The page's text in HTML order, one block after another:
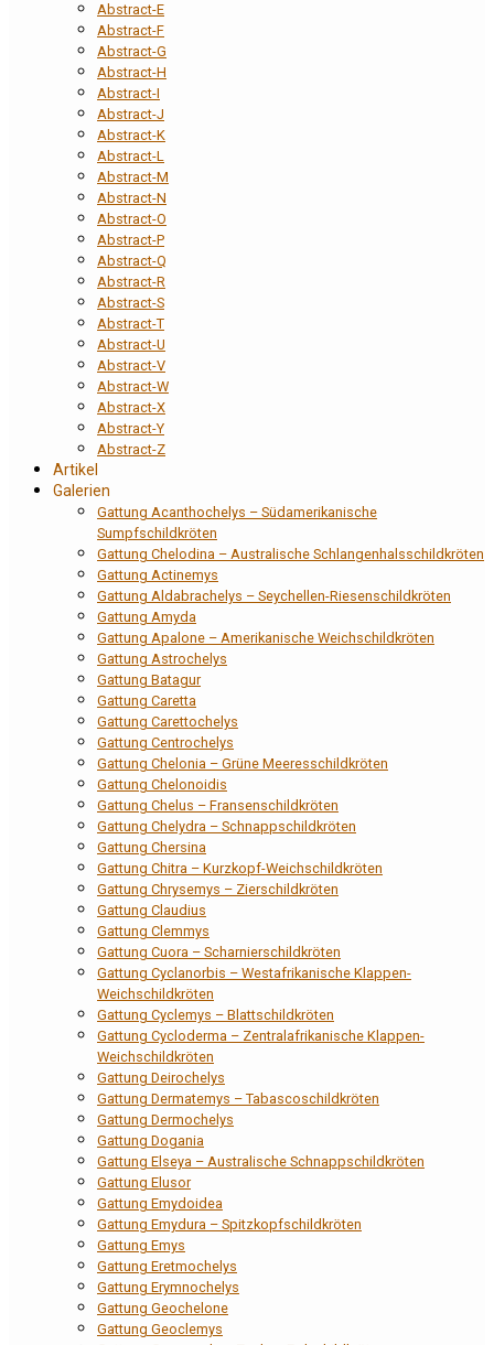
Abstract-E
Abstract-F
Abstract-G
Abstract-H
Abstract-I
Abstract-J
Abstract-K
Abstract-L
Abstract-M
Abstract-N
Abstract-O
Abstract-P
Abstract-Q
Abstract-R
Abstract-S
Abstract-T
Abstract-U
Abstract-V
Abstract-W
Abstract-X
Abstract-Y
Abstract-Z
Artikel
Galerien
Gattung Acanthochelys – Südamerikanische
Sumpfschildkröten
Gattung Chelodina – Australische Schlangenhalsschildkröten
Gattung Actinemys
Gattung Aldabrachelys – Seychellen-Riesenschildkröten
Gattung Amyda
Gattung Apalone – Amerikanische Weichschildkröten
Gattung Astrochelys
Gattung Batagur
Gattung Caretta
Gattung Carettochelys
Gattung Centrochelys
Gattung Chelonia – Grüne Meeresschildkröten
Gattung Chelonoidis
Gattung Chelus – Fransenschildkröten
Gattung Chelydra – Schnappschildkröten
Gattung Chersina
Gattung Chitra – Kurzkopf-Weichschildkröten
Gattung Chrysemys – Zierschildkröten
Gattung Claudius
Gattung Clemmys
Gattung Cuora – Scharnierschildkröten
Gattung Cyclanorbis – Westafrikanische Klappen-
Weichschildkröten
Gattung Cyclemys – Blattschildkröten
Gattung Cycloderma – Zentralafrikanische Klappen-
Weichschildkröten
Gattung Deirochelys
Gattung Dermatemys – Tabascoschildkröten
Gattung Dermochelys
Gattung Dogania
Gattung Elseya – Australische Schnappschildkröten
Gattung Elusor
Gattung Emydoidea
Gattung Emydura – Spitzkopfschildkröten
Gattung Emys
Gattung Eretmochelys
Gattung Erymnochelys
Gattung Geochelone
Gattung Geoclemys